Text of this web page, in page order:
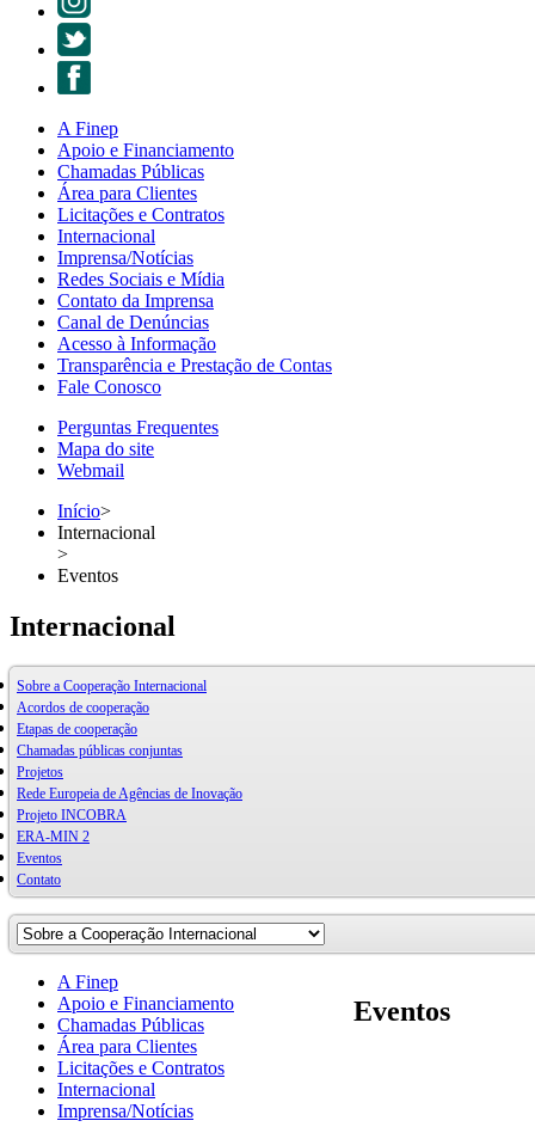
A Finep
Apoio e Financiamento
Chamadas Públicas
Área para Clientes
Licitações e Contratos
Internacional
Imprensa/Notícias
Redes Sociais e Mídia
Contato da Imprensa
Canal de Denúncias
Acesso à Informação
Transparência e Prestação de Contas
Fale Conosco
Perguntas Frequentes
Mapa do site
Webmail
Início>
Internacional
>
Eventos
Internacional
Sobre a Cooperação Internacional
Acordos de cooperação
Etapas de cooperação
Chamadas públicas conjuntas
Projetos
Rede Europeia de Agências de Inovação
Projeto INCOBRA
ERA-MIN 2
Eventos
Contato
Eventos
A Finep
Apoio e Financiamento
Chamadas Públicas
Área para Clientes
Licitações e Contratos
Internacional
Imprensa/Notícias